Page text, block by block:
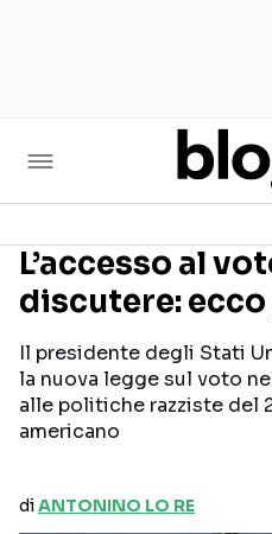
Seguici
L’accesso al
discutere:
Il presidente degli Stati
la nuova legge sul voto
alle politiche razziste del
americano
diANTONINO LO RE